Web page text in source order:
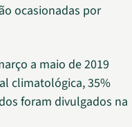
ocasionadas por
a maio de 2019
climatológica, 35%
foram divulgados na